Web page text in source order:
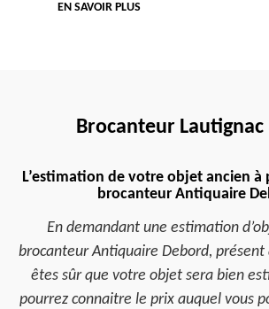
EN SAVOIR PLUS
Brocanteur Lautignac
L’estimation de votre objet ancien à
brocanteur Antiquaire
En demandant une estimation
brocanteur Antiquaire Debord, présent
êtes sûr que votre objet sera bien
pourrez connaitre le prix auquel vous